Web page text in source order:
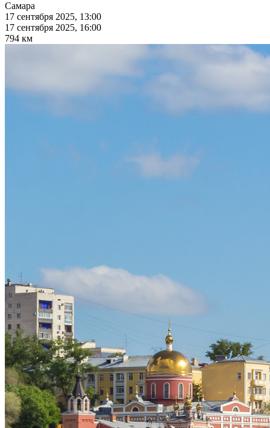
Самара
17 сентября 2025, 13:00
17 сентября 2025, 16:00
794 км